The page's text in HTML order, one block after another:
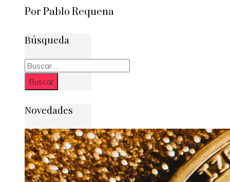
Por Pablo Requena
Búsqueda
Buscar:
Novedades